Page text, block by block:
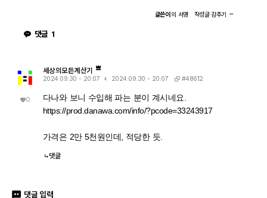
가지고 있던 정의역 제약 정보(부호 조건, i 관련 조건 등)를 이미 버
끄럽게 만드는 원인입니다. 첫 번째 시도에서는 i가 살아있는 원래 식
산 단계에서 이미 그런 세밀한 정의역 추적을 CAS 스스로 포기(단
순화)했기 때문에, 이후 ω에 무리식을 대입해도 "이게 실수가 맞
나?" 하는 검증 절차 없이 그냥 대수적으로 치환·정리해 버립니다. 그
래서 깔끔하게 √c/√l이 나온 겁니다. 한 줄 요약 절댓값 계산 시 뜬
"정의역이 넓어졌을 수 있다"는 경고는, CAS가 그 순간에 원래 식의
엄밀한 조건(정의역)을 놓쳤다는 신호이고, 바로 그 "조건을 놓친 상
래 회로 조건(i≠0이 되는 경계, 분모가 0이 되는 경우 등)에서는 엄
밀히 성립하지 않을 수 있다는 점은 감안하셔야 합니다. 실제 물리적
으로는 r, l, c > 0이고 결과도 물리적으로 타당한 형태라 문제없어
보이지만, 수학적 엄밀성 측면에서는 "정의역이 넓어진 근사적 결
수인지(즉 1-c·r² ≥ 0인지) 판단할 근거가 없다는 겁니다. 저장해 두
되어 있지 않습니다. 그래서 CAS는 i와 이 무리식을 더 정리(유리화,
"복소수 → 실수" 변환을 완료한 결과입니다. 즉 1/√(r²+l²·ω²)에는
더 이상 i가 없고, 순수하게 r, l, ω로만 이루어진 실수식입니다. 이 식
에 ω = con_1을 대입하는 것은 그냥 실수 대수식에 실수 대입하는
것이므로, i와 무리식이 뒤엉키는 문제 자체가 발생하지 않습니다. 그
래서 바로 깔끔하게 √c/√l로 정리됩니다. 정리하면 절댓값(모듈러
스) 계산은 "이 값들이 실수다"라는 가정을 이미 내부적으로 써서 i를
에 무리식을 포함한 조건을 먼저 대입하면, 그 무리식의 실수성/부호
춰버립니다. 실용적 팁: 복소식에 조건을 대입해야 할 때는 가능하면
절댓값·실수화(유리화) 등을 먼저 끝내서 i를 없앤 뒤 조건을 대입하
글쓴이의 서명 작성글감추기
댓글 1
0
세상의모든계산기
2024.09.30 - 20:07 2024.09.30 - 20:07 #48612
다나와 보니 수입해 파는 분이 계시네요.
https://prod.danawa.com/info/?pcode=33243917
가격은 2만 5천원인데, 적당한 듯.
댓글
댓글 입력